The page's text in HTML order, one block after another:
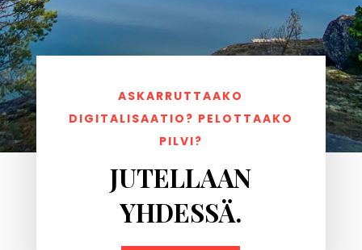
ASKARRUTTAAKO
DIGITALISAATIO? PELOTTAAKO
PILVI?
JUTELLAAN
YHDESSÄ.